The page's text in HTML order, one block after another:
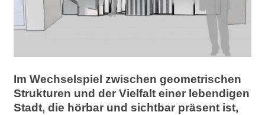
b
o
Im Wechselspiel zwischen geometrischen
Strukturen und der Vielfalt einer lebendigen
Stadt, die hörbar und sichtbar präsent ist,